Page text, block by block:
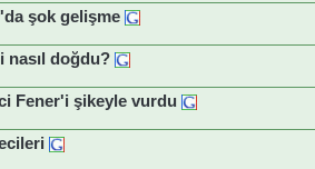
şok gelişme
nasıl doğdu?
Fener'i şikeyle vurdu